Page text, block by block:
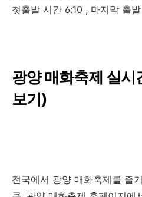
첫출발 시간 6:10 , 마지막 출
광양 매화축제 실
보기)
전국에서 광양 매화축제를 즐